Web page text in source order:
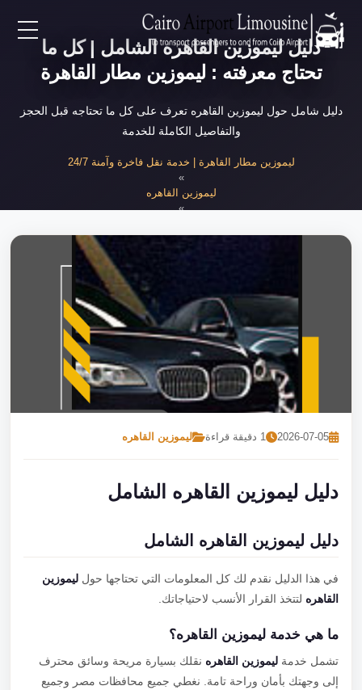
EN
خدمات المطار
نحن
دليل ليموزين القاهره الشامل | كل ما
تحتاج معرفته : ليموزين مطار القاهرة
دليل شامل حول ليموزين القاهره تعرف على كل ما تحتاجه قبل الحجز
والتفاصيل الكاملة للخدمة
ليموزين مطار القاهرة | خدمة نقل فاخرة وآمنة 24/7
ليموزين القاهره
»
2026-07-05 1 دقيقة قراءة ليموزين القاهره
دليل ليموزين القاهره الشامل
دليل ليموزين القاهره الشامل
في هذا الدليل نقدم لك كل المعلومات التي تحتاجها حولليموزين
القاهرهلتتخذ القرار الأنسب لاحتياجاتك.
ما هي خدمة ليموزين القاهره؟
تشمل خدمةليموزين القاهرهنقلك بسيارة مريحة وسائق محترف
إلى وجهتك بأمان وراحة تامة. نغطي جميع محافظات مصر وجميع